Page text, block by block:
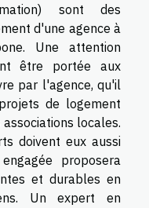
sont des
d'une agence à
Une attention
être portée aux
par l'agence, qu'il
de logement
locales.
doivent eux aussi
proposera
et durables en
Un expert en